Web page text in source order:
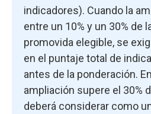
indicadores). Cuando la
entre un 10% y un 30% de
promovida elegible, se
en el puntaje total de
antes de la ponderación.
ampliación supere el 30%
deberá considerar como